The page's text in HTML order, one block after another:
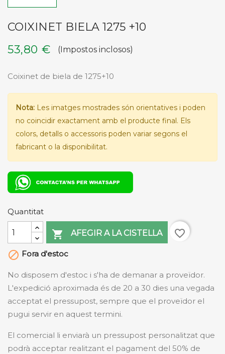
COIXINET BIELA 1275 +10
53,80 €
(Impostos inclosos)
Coixinet de biela de 1275+10
Nota: Les imatges mostrades són orientatives i poden
no coincidir exactament amb el producte final. Els
colors, detalls o accessoris poden variar segons el
fabricant o la disponibilitat.
Quantitat
 AFEGIR A LA CISTELLA
favorite_border
 Fora d'estoc
No disposem d'estoc i s'ha de demanar a proveïdor.
L'expedició aproximada és de 20 a 30 dies una vegada
acceptat el pressupost, sempre que el proveïdor el
pugui servir en aquest termini.
El comercial li enviarà un pressupost personalitzat que
podrà acceptar realitzant el pagament del 50% de